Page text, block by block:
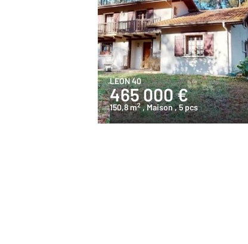
LEON 40
465 000 €
150,8 m2 , Maison, 5 pcs